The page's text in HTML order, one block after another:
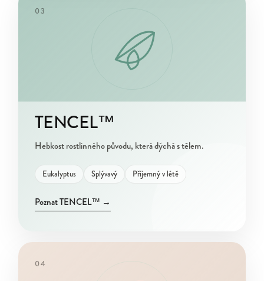
03
TENCEL™
Hebkost rostlinného původu, která dýchá s tělem.
Eukalyptus Splývavý Příjemný v létě
Poznat TENCEL™ →
04